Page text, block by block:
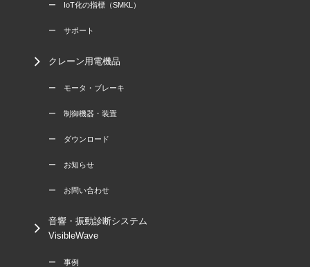
ー IoT化の指標（SMKL）
ー サポート
クレーン用電機品
ー モータ・ブレーキ
ー 制御機器・装置
ー ダウンロード
ー お知らせ
ー お問い合わせ
音響・振動診断システム
VisibleWave
ー 事例